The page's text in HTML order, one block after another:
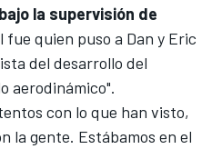
la supervisión de
fue quien puso a Dan y Eric
del desarrollo del
aerodinámico".
con lo que han visto,
la gente. Estábamos en el